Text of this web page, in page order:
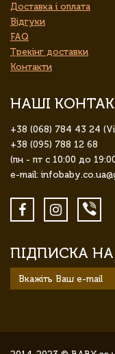
Доставка і оплата
Відгуки
FAQ
Трекінг доставки
Контакти
НАШІ
+38 (068) 784 43 24
+38 (095) 788 12 68
(пн - пт с 10:00 до
e-mail:
ПІДПИСКА